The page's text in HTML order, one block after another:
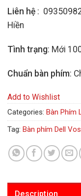
Liên hệ :
Hiền
Tình trạng: Mới
Chuẩn bàn phím:
Add to Wishlist
Categories: Bàn Phím
Tag: Bàn phím Dell
Description